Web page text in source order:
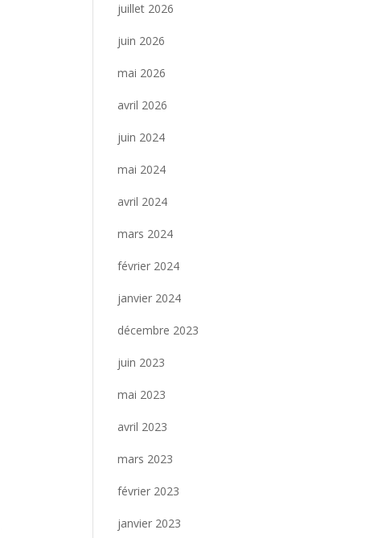
juillet 2026
juin 2026
mai 2026
avril 2026
juin 2024
mai 2024
avril 2024
mars 2024
février 2024
janvier 2024
décembre 2023
juin 2023
mai 2023
avril 2023
mars 2023
février 2023
janvier 2023